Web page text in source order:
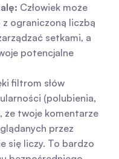
Człowiek może
ograniczoną liczbą
setkami, a
potencjalne
filtrom słów
(polubienia,
że twoje komentarze
przez
się liczy. To bardzo